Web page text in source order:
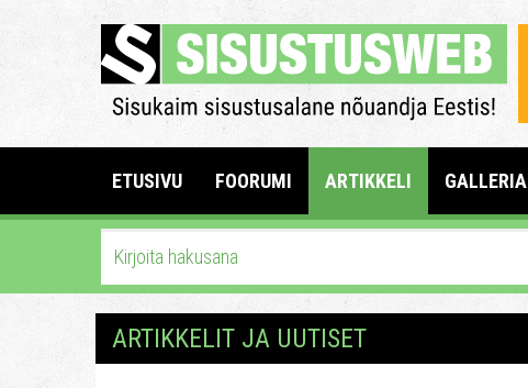
ETUSIVU FOORUMI ARTIKKELI GALLERIA
ARTIKKELIT JA UUTISET